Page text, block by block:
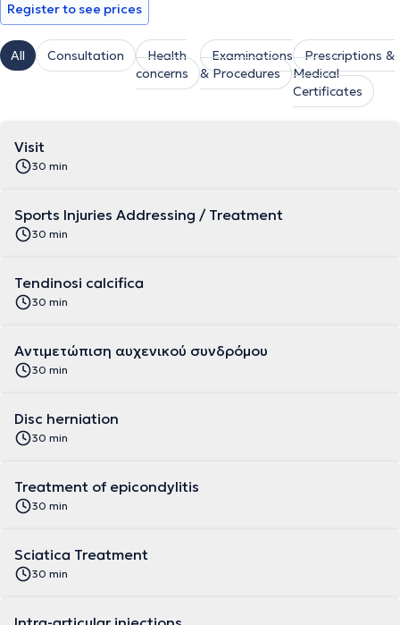
Register to see prices
All Consultation
Health
concerns
Examinations
& Procedures
Prescriptions &
Medical
Certificates
Visit
30 min
Sports Injuries Addressing / Treatment
30 min
Tendinosi calcifica
30 min
Αντιμετώπιση αυχενικού συνδρόμου
30 min
Disc herniation
30 min
Treatment of epicondylitis
30 min
Sciatica Treatment
30 min